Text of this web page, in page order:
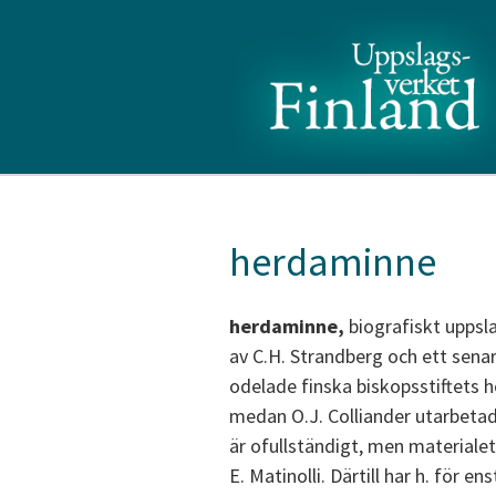
herdaminne
herdaminne, biografiskt
av C.H. Strandberg och ett
odelade finska biskopsstiftets
medan O.J. Colliander
är ofullständigt, men
E. Matinolli. Därtill har h. för